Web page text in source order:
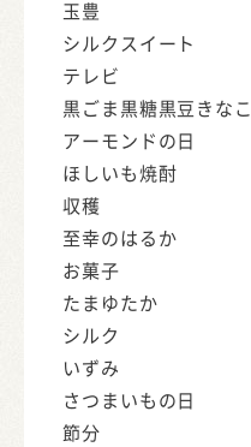
玉豊
シルクスイート
テレビ
黒ごま黒糖黒豆きなこ
アーモンドの日
ほしいも焼酎
収穫
至幸のはるか
お菓子
たまゆたか
シルク
いずみ
さつまいもの日
節分